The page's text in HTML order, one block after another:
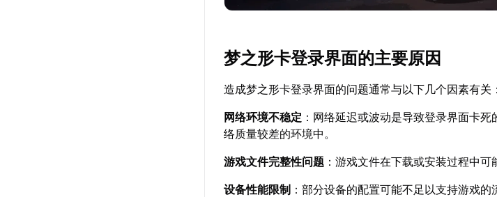
梦之形卡登录界面的主要原因
造成梦之形卡登录界面的问题通常与以下几个因素有关：
网络环境不稳定 ：网络延迟或波动是导致登录界面卡
络质量较差的环境中。
游戏文件完整性问题 ：游戏文件在下载或安装过程中可
设备性能限制 ：部分设备的配置可能不足以支持游戏